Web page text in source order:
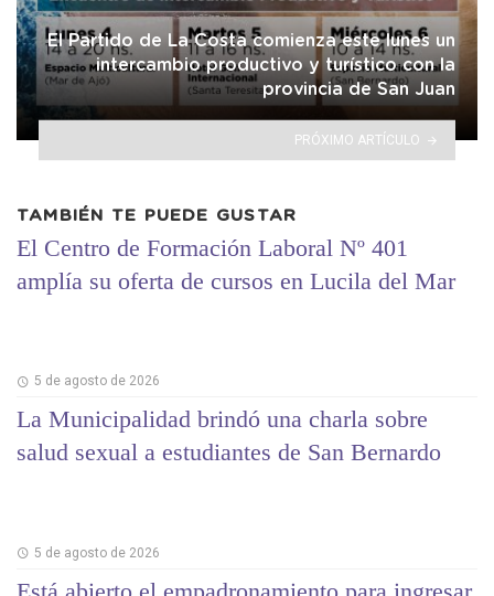
El Partido de La Costa comienza este lunes un
intercambio productivo y turístico con la
provincia de San Juan
PRÓXIMO ARTÍCULO
TAMBIÉN TE PUEDE GUSTAR
El Centro de Formación Laboral Nº 401
amplía su oferta de cursos en Lucila del Mar
5 de agosto de 2026
La Municipalidad brindó una charla sobre
salud sexual a estudiantes de San Bernardo
5 de agosto de 2026